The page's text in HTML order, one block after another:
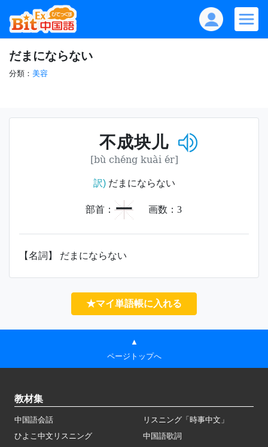
だまにならない
分類： 美容
不成块儿
[bù chéng kuài ér]
訳)だまにならない
部首： 一 画数： 3
【名詞】 だまにならない
★マイ単語帳に入れる
▲
ページトップへ
教材集
中国語会話
リスニング「時事中文」
ひよこ中文リスニング
中国語歌詞